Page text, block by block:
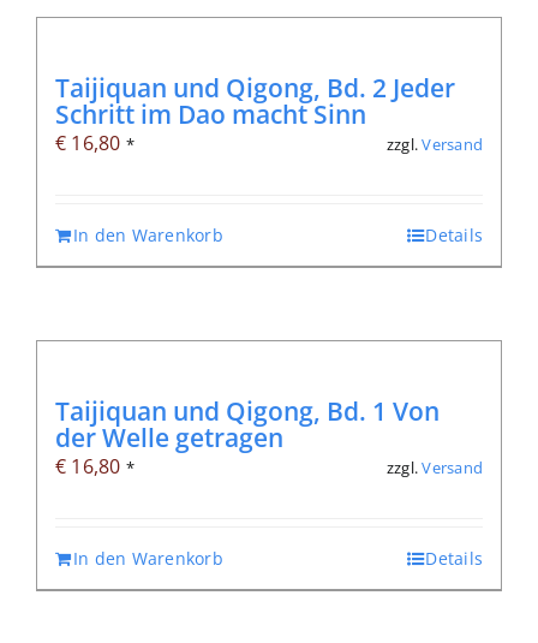
Taijiquan und Qigong, Bd. 2 Jeder
Schritt im Dao macht Sinn
€ 16,80 * zzgl.Versand
In den Warenkorb Details
Taijiquan und Qigong, Bd. 1 Von
der Welle getragen
€ 16,80 * zzgl.Versand
In den Warenkorb Details